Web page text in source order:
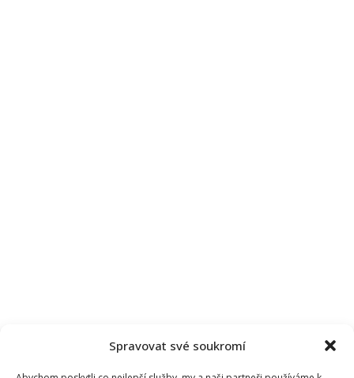
Spravovat své soukromí
PULTOVÝ A PODLAHOVÝ DISPLEJ REKLAMA